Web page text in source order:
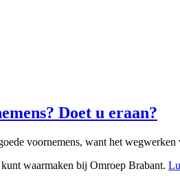
Doet u eraan?
voornemens, want het
waarmaken bij Omroep Brabant.